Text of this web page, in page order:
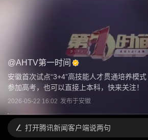
@AHTV第一时间
安徽首次试点“3+4”高技能人才贯通培养模
参加高考，也可以直接上本科，快来关注！
2026-05-22 16:02 发布于安徽
打开腾讯新闻客户端说两句